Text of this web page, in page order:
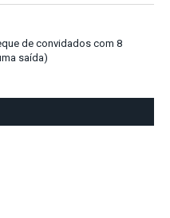
de convidados com 8
saída)